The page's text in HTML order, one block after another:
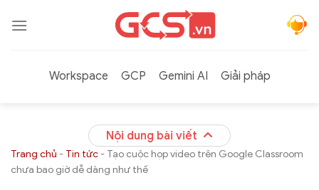
qua
Workspace
GCP Gemini AI Giải pháp
Nội dung bài viết
Trang chủ - Tin tức - Tạo cuộc họp video trên Google Classroom
chưa bao giờ dễ dàng như thế